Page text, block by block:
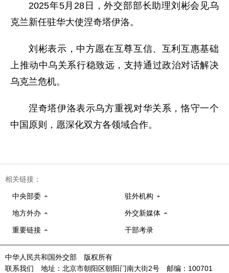
2025年5月28日，外交部部长助理刘彬会见乌
克兰新任驻华大使涅奇塔伊洛。
刘彬表示，中方愿在互尊互信、互利互惠基础
上推动中乌关系行稳致远，支持通过政治对话解决
乌克兰危机。
涅奇塔伊洛表示乌方重视对华关系，恪守一个
中国原则，愿深化双方各领域合作。
相关链接：
中央部委 驻外机构
地方外办 外交新媒体
重要链接 干部考录
中华人民共和国外交部 版权所有
联系我们 地址：北京市朝阳区朝阳门南大街2号 邮编：100701